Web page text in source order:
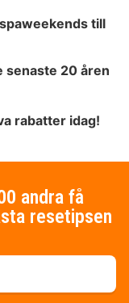
till
senaste 20 åren
rabatter idag!
andra få
resetipsen